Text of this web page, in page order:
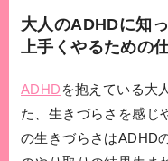
大人のADHDに知
上手くやるための
ADHD を抱えている大
た、生きづらさを感じ
の生きづらさはADHD